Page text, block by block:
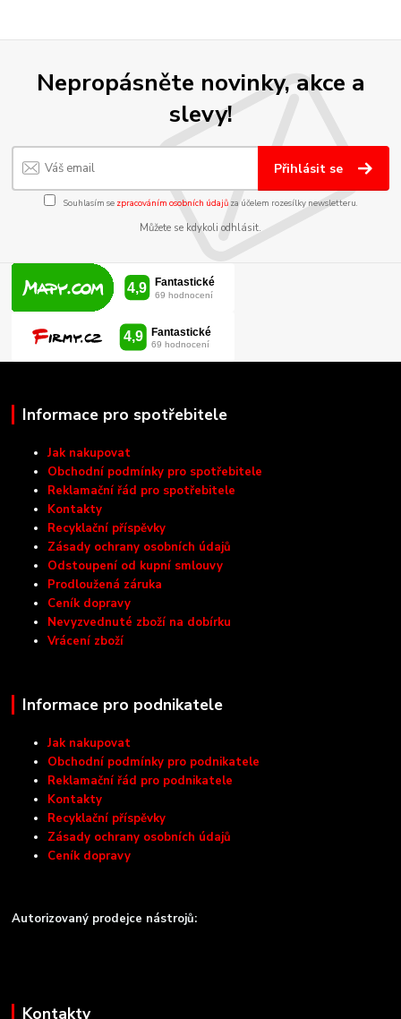
Nepropásněte novinky, akce a
slevy!
Přihlásit se
Souhlasím se zpracováním osobních údajůza účelem rozesílky newsletteru.
Můžete se kdykoli odhlásit.
Informace pro spotřebitele
Jak nakupovat
Obchodní podmínky pro spotřebitele
Reklamační řád pro spotřebitele
Kontakty
Recyklační příspěvky
Zásady ochrany osobních údajů
Odstoupení od kupní smlouvy
Prodloužená záruka
Ceník dopravy
Nevyzvednuté zboží na dobírku
Vrácení zboží
Informace pro podnikatele
Jak nakupovat
Obchodní podmínky pro podnikatele
Reklamační řád pro podnikatele
Kontakty
Recyklační příspěvky
Zásady ochrany osobních údajů
Ceník dopravy
Autorizovaný prodejce nástrojů:
Kontakty